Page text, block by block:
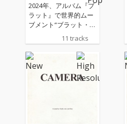
2024年、アルバム『ブ
ラット』で世界的ムー
ブメント“ブラット・サ
マー”を巻き起こし、音
楽やファッション、イ
ンターネットカルチャ
ーを横断しながら時代
そのものを塗り替えた
チャーリーxcxが最新
ム』をリリース！ “ブ
11 tracks